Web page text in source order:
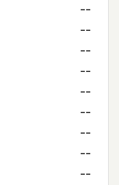
--
--
--
--
--
--
--
--
--